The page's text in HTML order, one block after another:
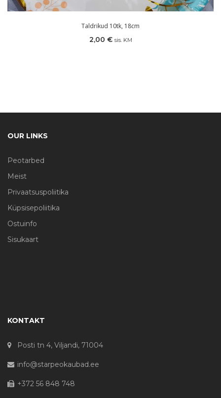
Taldrikud 10tk, 18cm
2,00 € sis. KM
OUR LINKS
Peotarbed
Meist
Privaatsuspoliitika
Küpsisepoliitika
Ostuinfo
Sisukaart
KONTAKT
Posti tn 4, Viljandi, 71004
info@starpeokaubad.ee
+372 56 848 748